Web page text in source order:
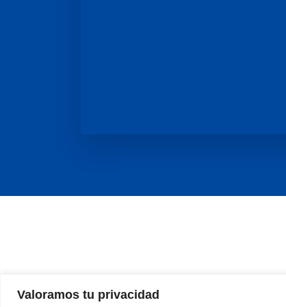
Valoramos tu privacidad